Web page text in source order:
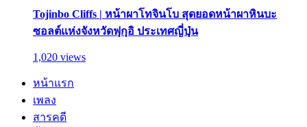
Tojinbo Cliffs | หน้าผาโทจินโบ สุดยอดหน้าผาหินบะ
ซอลต์แห่งจังหวัดฟุกุอิ ประเทศญี่ปุ่น
1,020 views
หน้าแรก
เพลง
สารคดี